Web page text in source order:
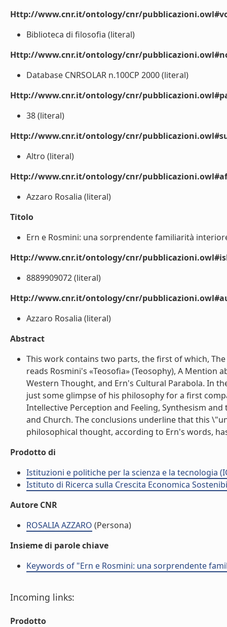
Http://www.cnr.it/ontology/cnr/
Biblioteca di filosofia (literal)
Http://www.cnr.it/ontology/cnr/
Database CNRSOLAR n.100CP 2000 (literal)
Http://www.cnr.it/ontology/cnr/
38 (literal)
Http://www.cnr.it/ontology/cnr/
Altro (literal)
Http://www.cnr.it/ontology/cnr/
Azzaro Rosalia (literal)
Titolo
Ern e Rosmini: una sorprendente familiarità
Http://www.cnr.it/ontology/cnr/
8889909072 (literal)
Http://www.cnr.it/ontology/cnr/
Azzaro Rosalia (literal)
Abstract
This work contains two parts, the first of which,
reads Rosmini's «Teosofia» (Teosophy), A Mention
Western Thought, and Ern's Cultural Parabola. In
just some glimpse of his philosophy for a first
Intellective Perception and Feeling, Synthesism
and Church. The conclusions underline that this
philosophical thought, according to Ern's words,
Prodotto di
Istituzioni e politiche per la scienza e la tecnologia
Istituto di Ricerca sulla Crescita Economica
Autore CNR
ROSALIA AZZARO (Persona)
Insieme di parole chiave
Keywords of "Ern e Rosmini: una sorprendente
Incoming links:
Prodotto